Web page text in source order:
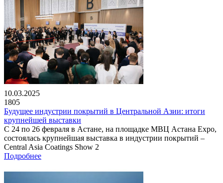
10.03.2025
1805
Будущее индустрии покрытий в Центральной Азии: итоги
крупнейшей выставки
С 24 по 26 февраля в Астане, на площадке МВЦ Астана Expo,
состоялась крупнейшая выставка в индустрии покрытий –
Central Asia Coatings Show 2
Подробнее